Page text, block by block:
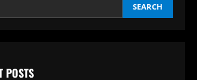
SEARCH
POSTS